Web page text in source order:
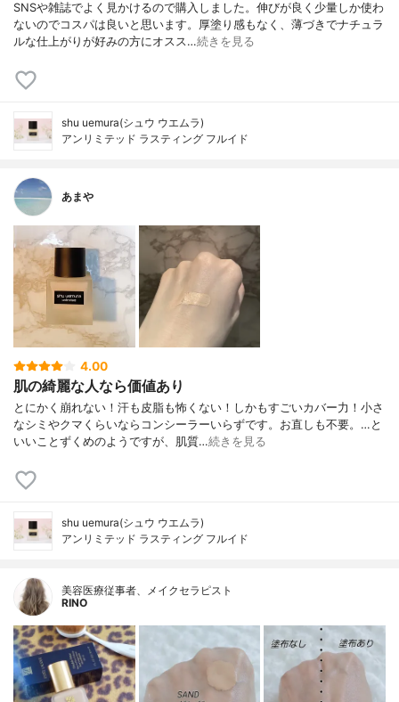
SNSや雑誌でよく見かけるので購入しました。伸びが良く少量しか使わ
ないのでコスパは良いと思います。厚塗り感もなく、薄づきでナチュラ
ルな仕上がりが好みの方にオスス…続きを見る
shu uemura(シュウ ウエムラ)
アンリミテッド ラスティング フルイド
あまや
4.00
肌の綺麗な人なら価値あり
とにかく崩れない！汗も皮脂も怖くない！しかもすごいカバー力！小さ
なシミやクマくらいならコンシーラーいらずです。お直しも不要。…と
いいことずくめのようですが、肌質…続きを見る
shu uemura(シュウ ウエムラ)
アンリミテッド ラスティング フルイド
美容医療従事者、メイクセラピスト
RINO